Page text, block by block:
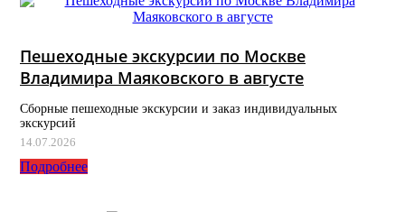
Пешеходные экскурсии по Москве
Владимира Маяковского в августе
Сборные пешеходные экскурсии и заказ индивидуальных
экскурсий
14.07.2026
Подробнее